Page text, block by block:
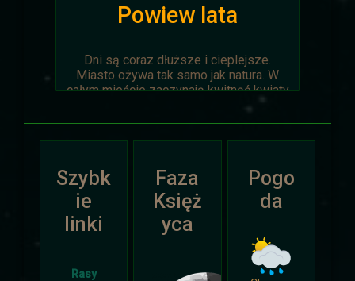
Powiew lata
Dni są coraz dłuższe i cieplejsze.
Miasto ożywa tak samo jak natura. W
całym mieście zaczynają kwitnąć kwiaty
na ziemi jak i te na drzewach.
niej udział niech napisze do
Dariusza.
Otrzyma mały upominek.
Atak Zimy i Święta
Szybk
ie
linki
Rasy
Faza
Księż
yca
Pogo
da